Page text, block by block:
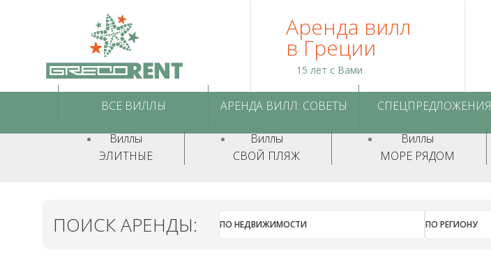
Аренда вилл
в Греции
15 лет с Вами
ВСЕ ВИЛЛЫ АРЕНДА ВИЛЛ: СОВЕТЫ СПЕЦПРЕДЛОЖЕНИЯ
Виллы
ЭЛИТНЫЕ
Виллы
СВОЙ ПЛЯЖ
Виллы
МОРЕ РЯДОМ
ПОИСК АРЕНДЫ: ПО НЕДВИЖИМОСТИ ПО РЕГИОНУ